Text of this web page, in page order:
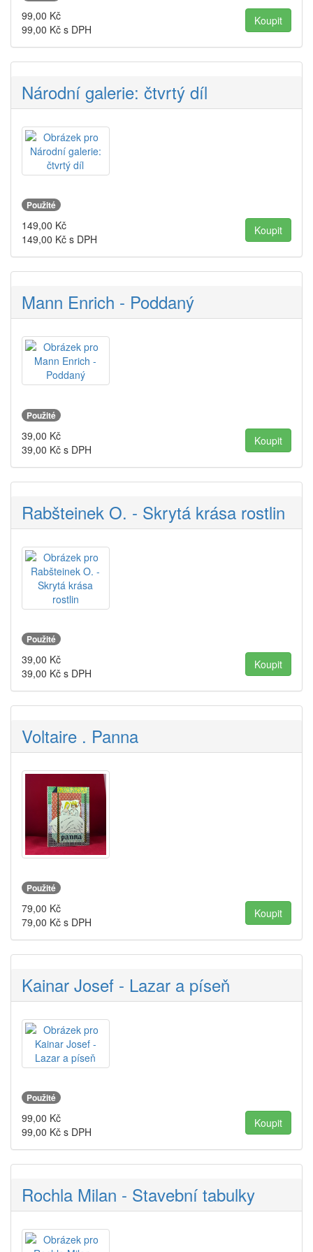
99,00 Kč
99,00 Kč s DPH
Národní galerie: čtvrtý díl
Použité
149,00 Kč
149,00 Kč s DPH
Mann Enrich - Poddaný
Použité
39,00 Kč
39,00 Kč s DPH
Rabšteinek O. - Skrytá krása rostlin
Použité
39,00 Kč
39,00 Kč s DPH
Voltaire . Panna
Použité
79,00 Kč
79,00 Kč s DPH
Kainar Josef - Lazar a píseň
Použité
99,00 Kč
99,00 Kč s DPH
Rochla Milan - Stavební tabulky